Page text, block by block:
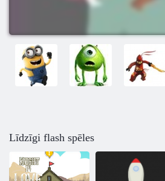
Līdzīgi flash spēles